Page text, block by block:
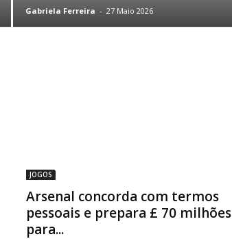
Gabriela Ferreira - 27 Maio 2026
JOGOS
Arsenal concorda com termos
pessoais e prepara £ 70 milhões
para...